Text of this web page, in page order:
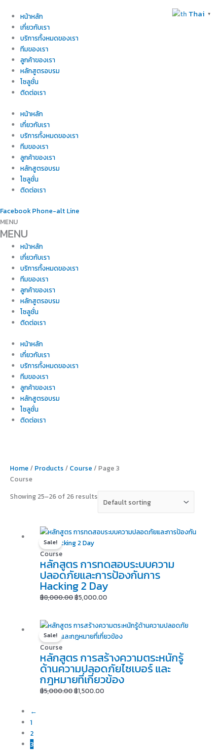
content
หน้าหลัก
เกี่ยวกับเรา
บริการทั้งหมดของเรา
ทีมของเรา
ลูกค้าของเรา
หลักสูตรอบรม
โซลูชั่น
ติดต่อเรา
หน้าหลัก
เกี่ยวกับเรา
บริการทั้งหมดของเรา
ทีมของเรา
ลูกค้าของเรา
หลักสูตรอบรม
โซลูชั่น
ติดต่อเรา
Facebook Phone-alt Line
MENU
MENU
หน้าหลัก
เกี่ยวกับเรา
บริการทั้งหมดของเรา
ทีมของเรา
ลูกค้าของเรา
หลักสูตรอบรม
โซลูชั่น
ติดต่อเรา
หน้าหลัก
เกี่ยวกับเรา
บริการทั้งหมดของเรา
ทีมของเรา
ลูกค้าของเรา
หลักสูตรอบรม
โซลูชั่น
ติดต่อเรา
Home / Products / Course / Page 3
Course
Showing 25–26 of 26 results
Sale!
Course
หลักสูตร การทดสอบระบบความ
ปลอดภัยและการป้องกันการ
Hacking 2 Day
฿8,000.00
Original
price
฿8,000.00.
฿5,000.00
Current
฿5,000.00.
Sale!
Course
หลักสูตร การสร้างความตระหนักรู้
ด้านความปลอดภัยไซเบอร์ และ
กฎหมายที่เกี่ยวข้อง
฿5,000.00
Original
price
฿5,000.00.
฿1,500.00
Current
price
฿1,500.00.
←
1
2
3
Thai ▼